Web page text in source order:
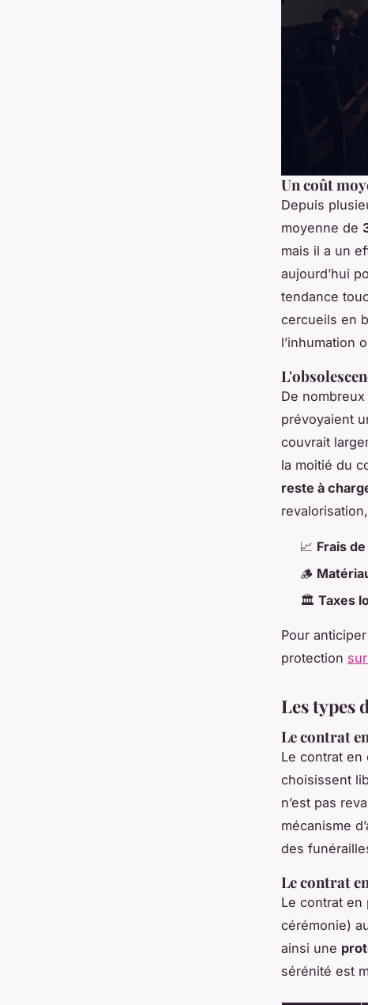
Un coût
Depuis
moyenne de
mais il a un
aujourd’hui
tendance
cercueils en
l’inhumation
De
prévoyaient
couvrait
la moitié du
reste à
📈 Frais
🪵
🏛️ Taxes
Pour
protection
Les types
Le contrat
Le contrat en
choisissent
n’est pas
mécanisme
des
Le contrat
Le contrat
cérémonie)
ainsi une
sérénité est